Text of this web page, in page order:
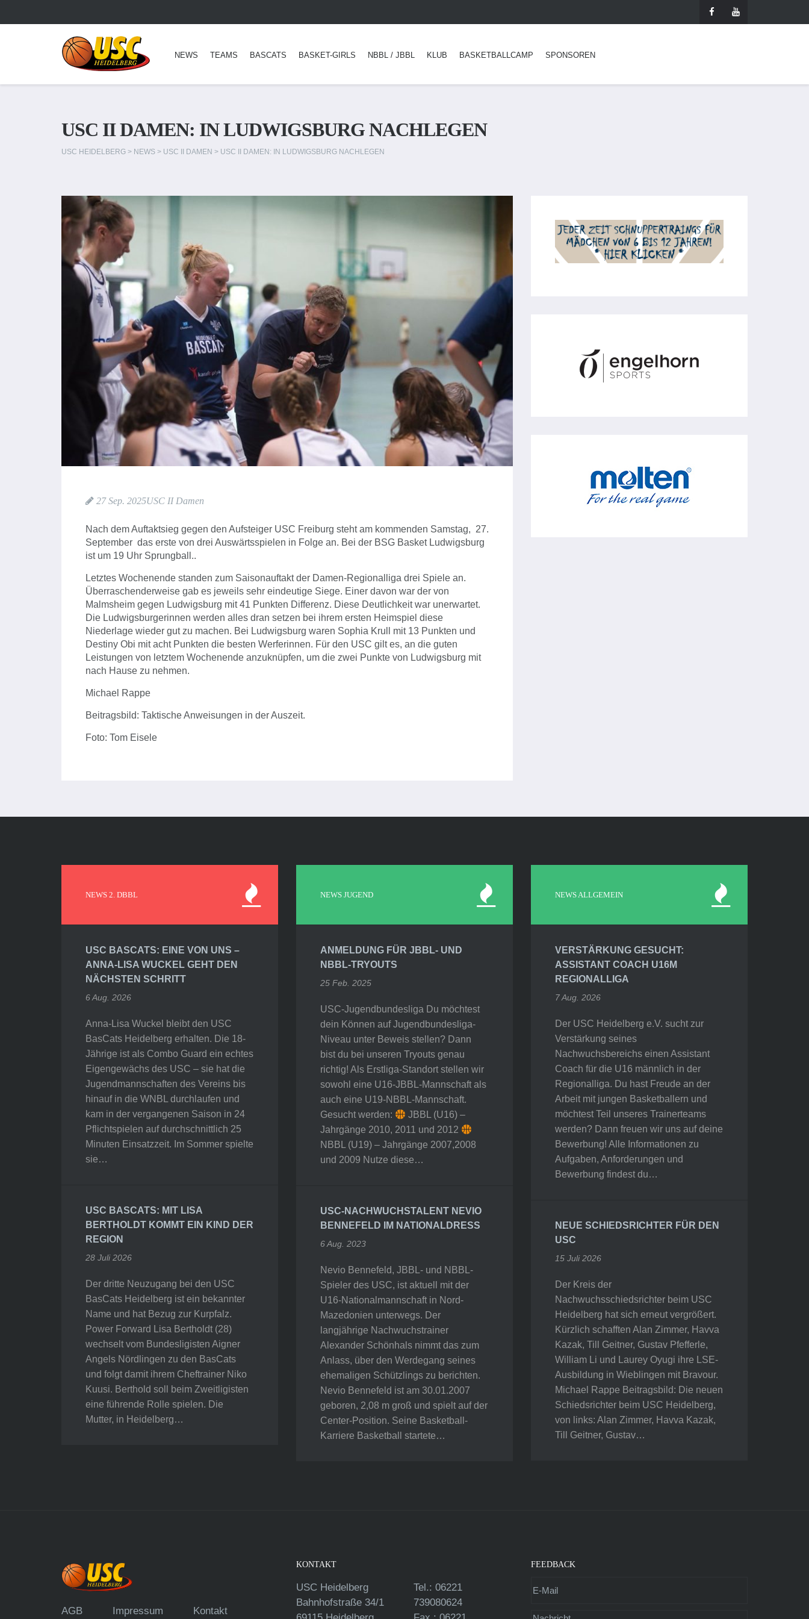
NEWS TEAMS BASCATS BASKET-GIRLS NBBL / JBBL KLUB BASKETBALLCAMP SPONSOREN
USC II DAMEN: IN LUDWIGSBURG NACHLEGEN
USC HEIDELBERG > NEWS > USC II DAMEN > USC II DAMEN: IN LUDWIGSBURG NACHLEGEN
27 Sep. 2025USC II Damen
Nach dem Auftaktsieg gegen den Aufsteiger USC Freiburg steht am kommenden Samstag, 27.
September das erste von drei Auswärtsspielen in Folge an. Bei der BSG Basket Ludwigsburg
ist um 19 Uhr Sprungball..
Letztes Wochenende standen zum Saisonauftakt der Damen-Regionalliga drei Spiele an.
Überraschenderweise gab es jeweils sehr eindeutige Siege. Einer davon war der von
Malmsheim gegen Ludwigsburg mit 41 Punkten Differenz. Diese Deutlichkeit war unerwartet.
Die Ludwigsburgerinnen werden alles dran setzen bei ihrem ersten Heimspiel diese
Niederlage wieder gut zu machen. Bei Ludwigsburg waren Sophia Krull mit 13 Punkten und
Destiny Obi mit acht Punkten die besten Werferinnen. Für den USC gilt es, an die guten
Leistungen von letztem Wochenende anzuknüpfen, um die zwei Punkte von Ludwigsburg mit
nach Hause zu nehmen.
Michael Rappe
Beitragsbild: Taktische Anweisungen in der Auszeit.
Foto: Tom Eisele
NEWS 2. DBBL
USC BASCATS: EINE VON UNS –
ANNA-LISA WUCKEL GEHT DEN
NÄCHSTEN SCHRITT
6 Aug. 2026
Anna-Lisa Wuckel bleibt den USC
BasCats Heidelberg erhalten. Die 18-
Jährige ist als Combo Guard ein echtes
Eigengewächs des USC – sie hat die
Jugendmannschaften des Vereins bis
hinauf in die WNBL durchlaufen und
kam in der vergangenen Saison in 24
Pflichtspielen auf durchschnittlich 25
Minuten Einsatzzeit. Im Sommer spielte
sie…
USC BASCATS: MIT LISA
BERTHOLDT KOMMT EIN KIND DER
REGION
28 Juli 2026
Der dritte Neuzugang bei den USC
BasCats Heidelberg ist ein bekannter
Name und hat Bezug zur Kurpfalz.
Power Forward Lisa Bertholdt (28)
wechselt vom Bundesligisten Aigner
Angels Nördlingen zu den BasCats
und folgt damit ihrem Cheftrainer Niko
Kuusi. Berthold soll beim Zweitligisten
eine führende Rolle spielen. Die
Mutter, in Heidelberg…
NEWS JUGEND
ANMELDUNG FÜR JBBL- UND
NBBL-TRYOUTS
25 Feb. 2025
USC-Jugendbundesliga Du möchtest
dein Können auf Jugendbundesliga-
Niveau unter Beweis stellen? Dann
bist du bei unseren Tryouts genau
richtig! Als Erstliga-Standort stellen wir
sowohl eine U16-JBBL-Mannschaft als
auch eine U19-NBBL-Mannschaft.
Gesucht werden:
JBBL (U16) –
Jahrgänge 2010, 2011 und 2012
NBBL (U19) – Jahrgänge 2007,2008
und 2009 Nutze diese…
USC-NACHWUCHSTALENT NEVIO
BENNEFELD IM NATIONALDRESS
6 Aug. 2023
Nevio Bennefeld, JBBL- und NBBL-
Spieler des USC, ist aktuell mit der
U16-Nationalmannschaft in Nord-
Mazedonien unterwegs. Der
langjährige Nachwuchstrainer
Alexander Schönhals nimmt das zum
Anlass, über den Werdegang seines
ehemaligen Schützlings zu berichten.
Nevio Bennefeld ist am 30.01.2007
geboren, 2,08 m groß und spielt auf der
Center-Position. Seine Basketball-
Karriere Basketball startete…
NEWS ALLGEMEIN
VERSTÄRKUNG GESUCHT:
ASSISTANT COACH U16M
REGIONALLIGA
7 Aug. 2026
Der USC Heidelberg e.V. sucht zur
Verstärkung seines
Nachwuchsbereichs einen Assistant
Coach für die U16 männlich in der
Regionalliga. Du hast Freude an der
Arbeit mit jungen Basketballern und
möchtest Teil unseres Trainerteams
werden? Dann freuen wir uns auf deine
Bewerbung! Alle Informationen zu
Aufgaben, Anforderungen und
Bewerbung findest du…
NEUE SCHIEDSRICHTER FÜR DEN
USC
15 Juli 2026
Der Kreis der
Nachwuchsschiedsrichter beim USC
Heidelberg hat sich erneut vergrößert.
Kürzlich schafften Alan Zimmer, Havva
Kazak, Till Geitner, Gustav Pfefferle,
William Li und Laurey Oyugi ihre LSE-
Ausbildung in Wieblingen mit Bravour.
Michael Rappe Beitragsbild: Die neuen
Schiedsrichter beim USC Heidelberg,
von links: Alan Zimmer, Havva Kazak,
Till Geitner, Gustav…
AGB Impressum Kontakt
KONTAKT
USC Heidelberg
Bahnhofstraße 34/1
Tel.: 06221
739080624
FEEDBACK